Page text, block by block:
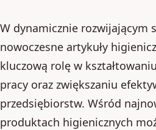
W dynamicznie rozwijającym
nowoczesne artykuły
kluczową rolę w
pracy oraz zwiększaniu
przedsiębiorstw. Wśród
produktach higienicznych